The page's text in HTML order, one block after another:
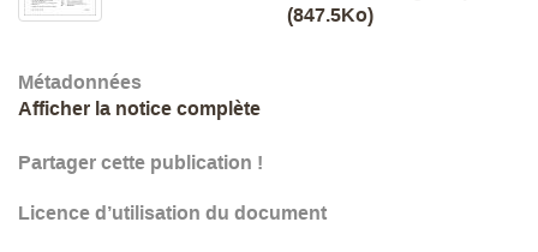
(847.5Ko)
Métadonnées
Afficher la notice complète
Partager cette publication !
Licence d’utilisation du document